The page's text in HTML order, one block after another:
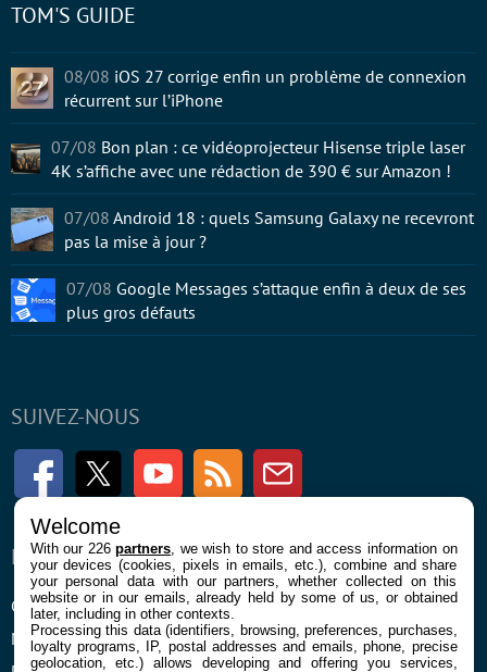
SUIVEZ-NOUS
FacebookTwitter Youtube RSS Newsletter
ENTREPRISE
Confidentialité et Cookies
Mentions légales et CGU
À PROPOS
Contact
TOM'S GUIDE
08/08 iOS 27 corrige enfin un problème de connexion
récurrent sur l’iPhone
07/08 Bon plan : ce vidéoprojecteur Hisense triple laser
4K s’affiche avec une rédaction de 390 € sur Amazon !
07/08 Android 18 : quels Samsung Galaxy ne recevront
pas la mise à jour ?
07/08 Google Messages s’attaque enfin à deux de ses
plus gros défauts
Welcome
With our 226partners , we wish to store and access information on
your devices (cookies, pixels in emails, etc.), combine and share
your personal data with our partners, whether collected on this
website or in our emails, already held by some of us, or obtained
later, including in other contexts.
Processing this data (identifiers, browsing, preferences, purchases,
loyalty programs, IP, postal addresses and emails, phone, precise
geolocation, etc.) allows developing and offering you services,